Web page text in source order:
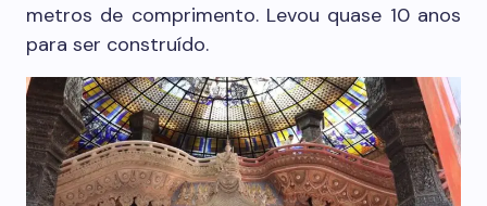
metros de comprimento. Levou quase 10 anos
para ser construído.